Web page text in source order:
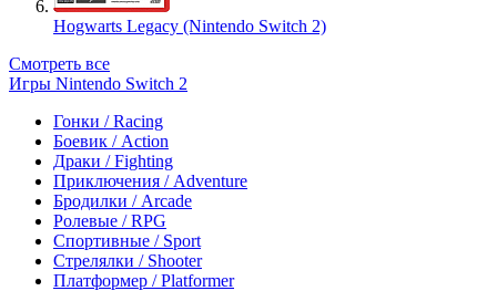
Hogwarts Legacy (Nintendo Switch 2)
Смотреть все
Игры Nintendo Switch 2
Гонки / Racing
Боевик / Action
Драки / Fighting
Приключения / Adventure
Бродилки / Arcade
Ролевые / RPG
Спортивные / Sport
Стрелялки / Shooter
Платформер / Platformer